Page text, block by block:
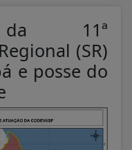
da 11ª
(SR)
e posse do